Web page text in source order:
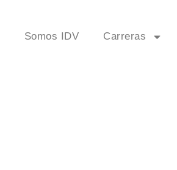
Somos IDV Carreras